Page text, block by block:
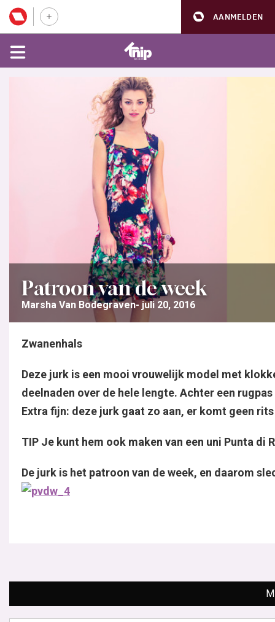
AANMELDEN
Patroon van de week
Marsha Van Bodegraven juli 20, 2016
Zwanenhals
Deze jurk is een mooi vrouwelijk model met
deelnaden over de hele lengte. Achter een
Extra fijn: deze jurk gaat zo aan, er komt geen
TIP Je kunt hem ook maken van een uni Punta di
De jurk is het patroon van de week, en daarom